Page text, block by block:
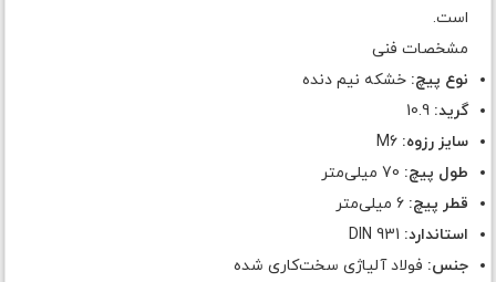
است.
مشخصات فنی
نوع پیچ: خشکه نیم دنده
گرید: 10.9
سایز رزوه: M6
طول پیچ:
قطر پیچ: 6 میلی‌متر
استاندارد:
جنس: فولاد آلیاژی سخت‌کاری شده